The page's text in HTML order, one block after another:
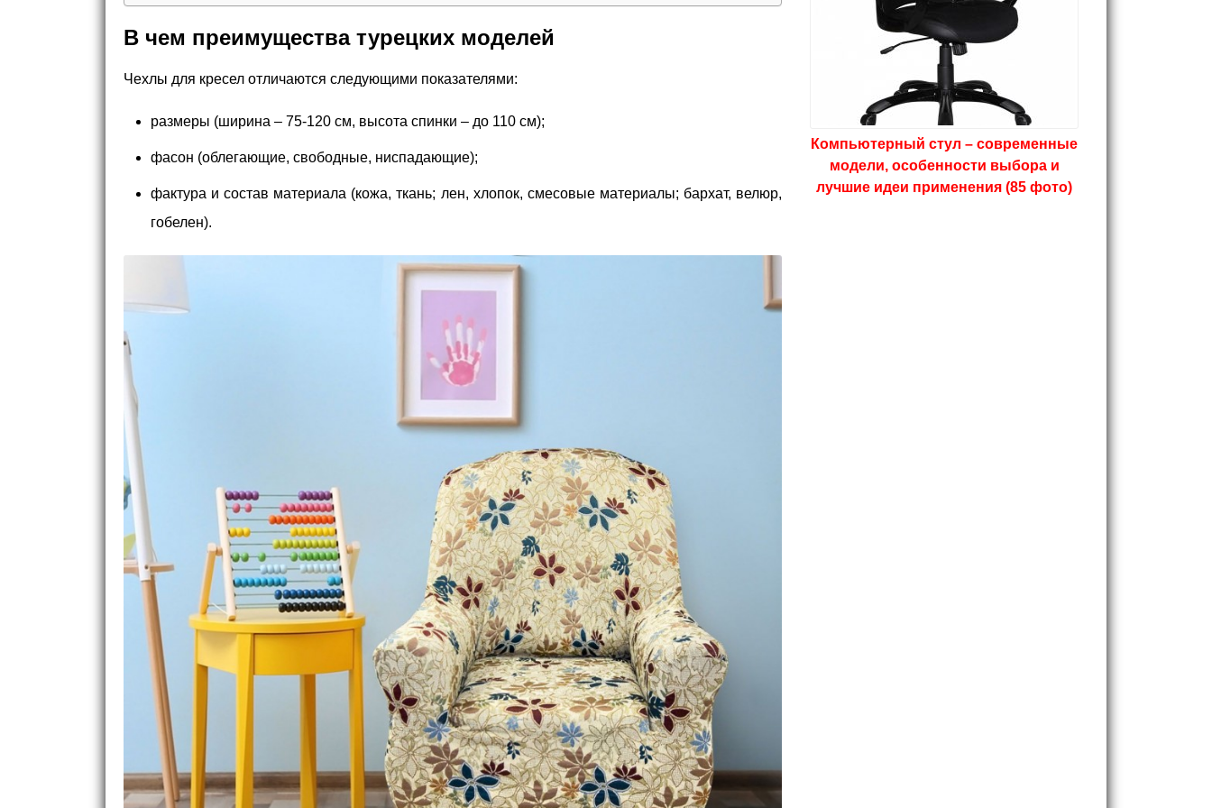
В чем преимущества турецких моделей
Чехлы для кресел отличаются следующими показателями:
размеры (ширина – 75-120 см, высота спинки – до 110 см);
фасон (облегающие, свободные, ниспадающие);
фактура и состав материала (кожа, ткань; лен, хлопок, смесовые материалы; бархат, велюр,
гобелен).
Компьютерный стул – современные
модели, особенности выбора и
лучшие идеи применения (85 фото)